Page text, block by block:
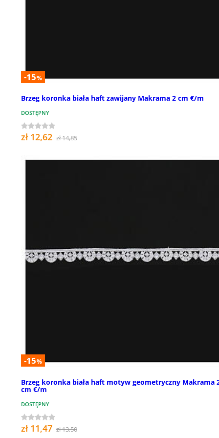
-15%
Brzeg koronka biała haft zawijany Makrama 2 cm €/m
DOSTĘPNY
zł 12,62 zł 14,85
-15%
Brzeg koronka biała haft motyw geometryczny Makrama
cm €/m
DOSTĘPNY
zł 11,47 zł 13,50